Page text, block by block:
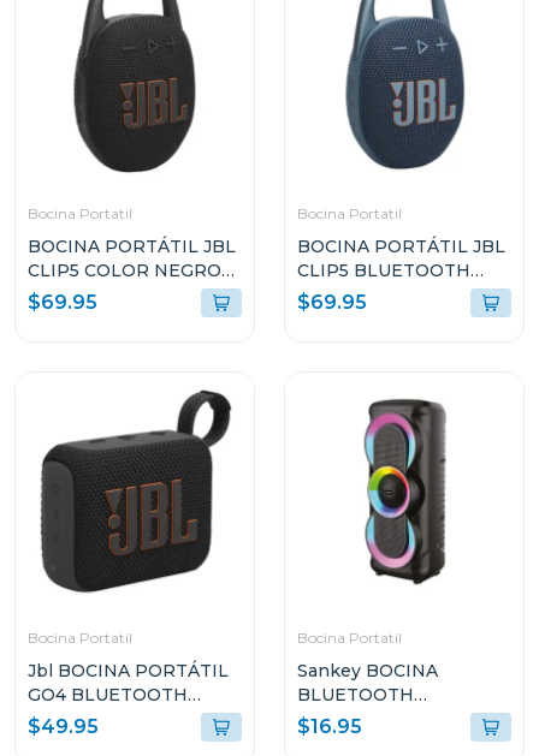
Bocina Portatil
BOCINA PORTÁTIL JBL
CLIP5 COLOR NEGRO
RESISTENTE AL AGUA Y
POLVO
$69.95
Bocina Portatil
BOCINA PORTÁTIL JBL
CLIP5 BLUETOOTH
COLOR AZUL
RESISTENTE AL AGUA Y
$69.95
Bocina Portatil
Jbl BOCINA PORTÁTIL
GO4 BLUETOOTH
NEGRO RESISTENTE
AL AGUA Y POLVO GO4
$49.95
Bocina Portatil
Sankey BOCINA
BLUETOOTH
PORTATIL 10W
4DCD101
$16.95